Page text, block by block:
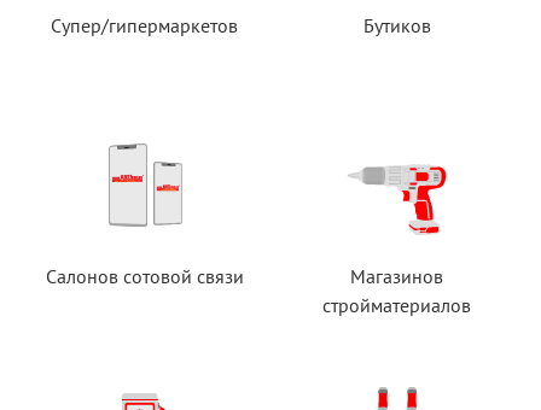
Супер/гипермаркетов Бутиков
Салонов сотовой связи
Магазинов
стройматериалов